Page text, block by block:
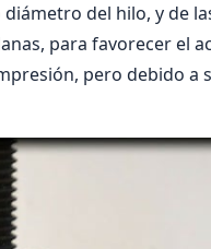
del hilo, y de
para favorecer el
pero debido a